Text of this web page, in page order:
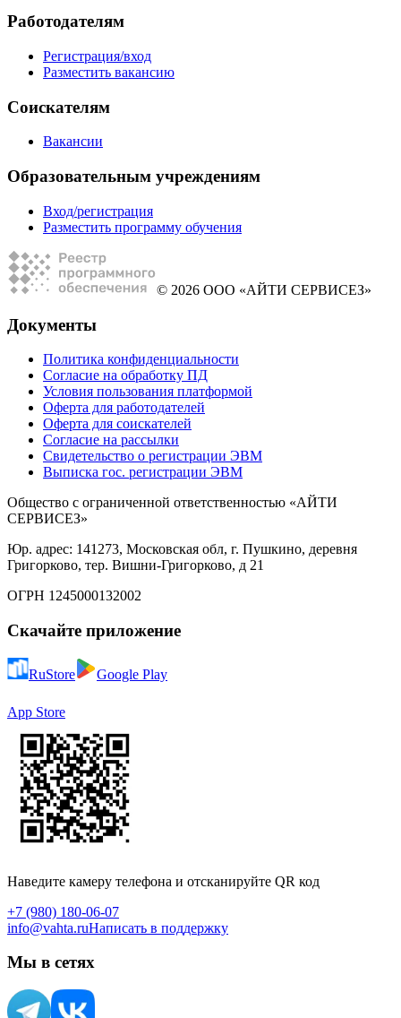
Работодателям
Регистрация/вход
Разместить вакансию
Соискателям
Вакансии
Образовательным учреждениям
Вход/регистрация
Разместить программу обучения
© 2026 ООО «АЙТИ СЕРВИСЕЗ»
Документы
Политика конфиденциальности
Согласие на обработку ПД
Условия пользования платформой
Оферта для работодателей
Оферта для соискателей
Согласие на рассылки
Свидетельство о регистрации ЭВМ
Выписка гос. регистрации ЭВМ
Общество с ограниченной ответственностью «АЙТИ
СЕРВИСЕЗ»
Юр. адрес: 141273, Московская обл, г. Пушкино, деревня
Григорково, тер. Вишни-Григорково, д 21
ОГРН 1245000132002
Скачайте приложение
RuStore Google Play
App Store
Наведите камеру телефона и отсканируйте QR код
+7 (980) 180-06-07
info@vahta.ruНаписать в поддержку
Мы в сетях